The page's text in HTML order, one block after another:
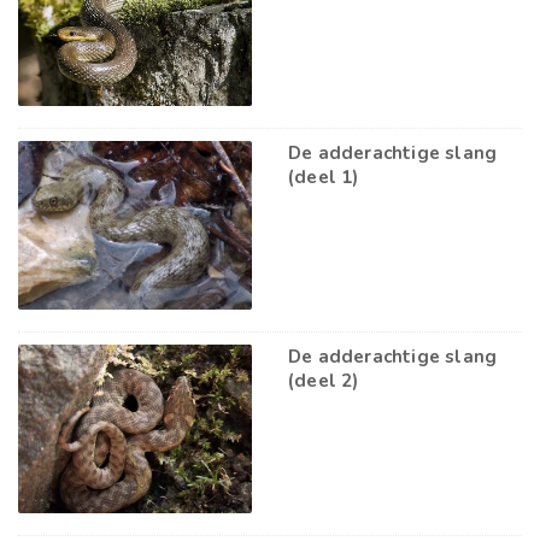
De adderachtige slang
(deel 1)
De adderachtige slang
(deel 2)